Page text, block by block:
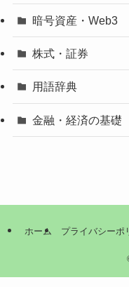
暗号資産・Web3
株式・証券
用語辞典
金融・経済の基礎
ホーム プライバシーポ